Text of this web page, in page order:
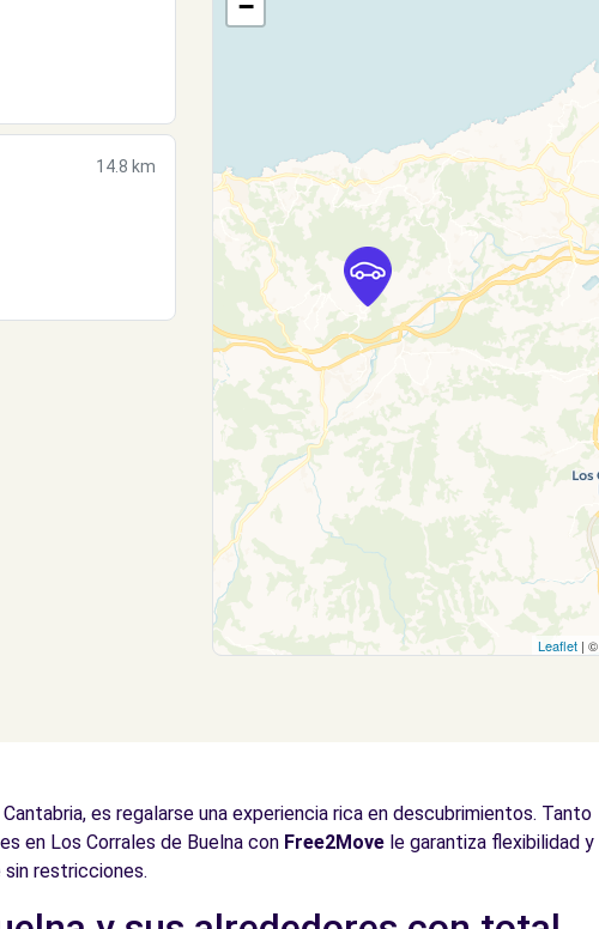
14.8 km
−
Leaflet | ©
es regalarse una experiencia rica en descubrimientos. Tanto
en Los Corrales de Buelna con Free2Move le garantiza flexibilidad y
restricciones.